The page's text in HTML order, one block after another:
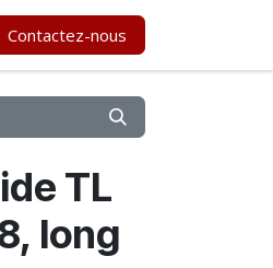
Contactez-nous
TL
long